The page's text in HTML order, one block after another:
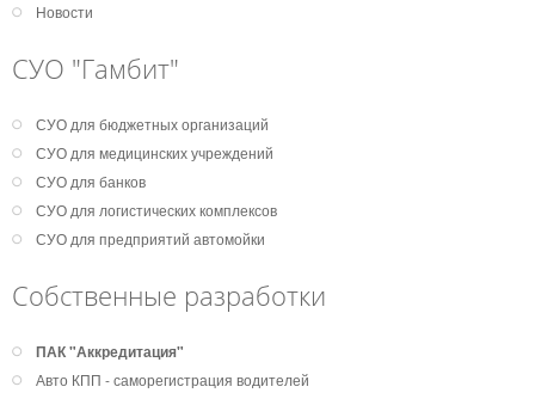
Новости
СУО "Гамбит"
СУО для бюджетных организаций
СУО для медицинских учреждений
СУО для банков
СУО для логистических комплексов
СУО для предприятий автомойки
Собственные разработки
ПАК "Аккредитация"
Авто КПП - саморегистрация водителей